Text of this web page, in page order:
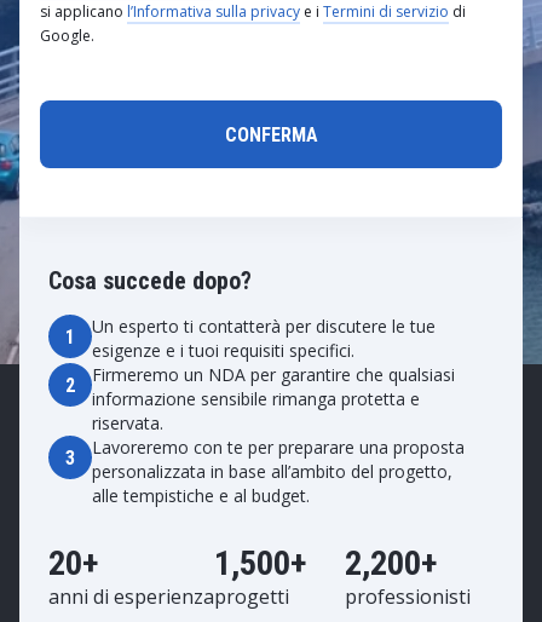
Cosa succede dopo?
1
Un esperto ti contatterà per discutere le tue
esigenze e i tuoi requisiti specifici.
2
Firmeremo un NDA per garantire che qualsiasi
informazione sensibile rimanga protetta e
riservata.
3
Lavoreremo con te per preparare una proposta
personalizzata in base all’ambito del progetto,
alle tempistiche e al budget.
20+
anni di esperienza
1,500+
progetti
2,200+
professionisti
si applicano l’Informativa sulla privacy e i Termini di servizio di
Google.